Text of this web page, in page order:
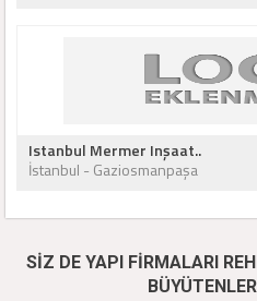
Istanbul Mermer Inşaat..
İstanbul - Gaziosmanpaşa
SİZ DE YAPI FİRMALARI